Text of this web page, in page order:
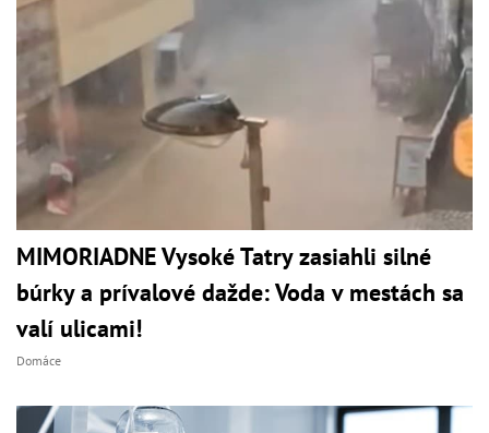
MIMORIADNE Vysoké Tatry zasiahli silné
búrky a prívalové dažde: Voda v mestách sa
valí ulicami!
Domáce